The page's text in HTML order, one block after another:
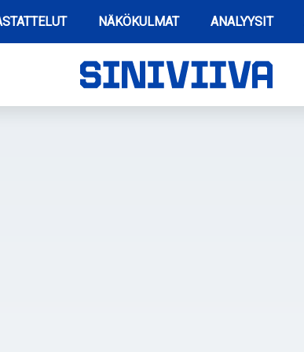
NÄKÖKULMAT ANALYYSIT